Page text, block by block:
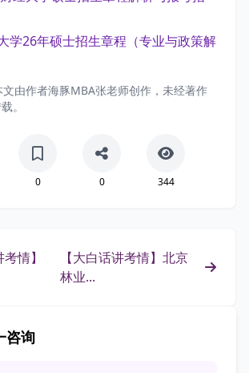
学26年硕士招生章程（专业与政策解
由作者海豚MBA张老师创作，未经著作
。
0 0 344
情】
【大白话讲考情】北京
林业...
咨询